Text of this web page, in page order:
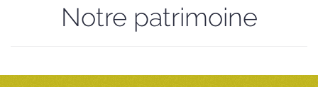
Notre patrimoine